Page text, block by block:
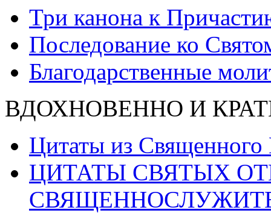
Три канона к
Последование ко
Благодарственные
ВДОХНОВЕННО И
Цитаты из Священного
ЦИТАТЫ СВЯТЫХ